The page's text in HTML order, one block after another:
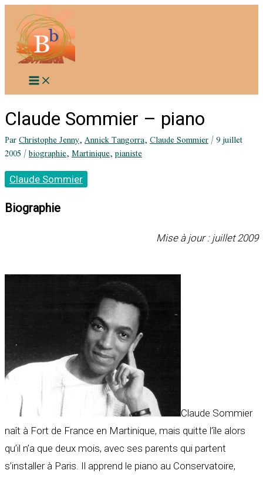
contenu
Claude Sommier – piano
ParChristophe Jenny,Annick Tangorra,Claude Sommier/9 juillet
2005/biographie,Martinique,pianiste
Claude Sommier
Biographie
Mise à jour : juillet 2009
Claude Sommier
naît à Fort de France en Martinique, mais quitte l’île alors
qu’il n’a que deux mois, avec ses parents qui partent
s’installer à Paris. Il apprend le piano au Conservatoire,